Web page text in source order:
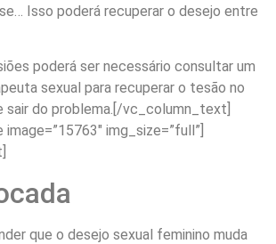
Isso poderá recuperar o desejo entre
poderá ser necessário consultar um
sexual para recuperar o tesão no
sair do problema.[/vc_column_text]
img_size=”full”]
que o desejo sexual feminino muda